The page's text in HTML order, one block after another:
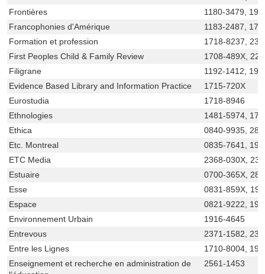
Frontières
1180-3479,
Francophonies d'Amérique
1183-2487,
Formation et profession
1718-8237,
First Peoples Child & Family Review
1708-489X,
Filigrane
1192-1412,
Evidence Based Library and Information Practice
1715-720X
Eurostudia
1718-8946
Ethnologies
1481-5974,
Ethica
0840-9935,
Etc. Montreal
0835-7641,
ETC Media
2368-030X,
Estuaire
0700-365X,
Esse
0831-859X,
Espace
0821-9222,
Environnement Urbain
1916-4645
Entrevous
2371-1582,
Entre les Lignes
1710-8004,
Enseignement et recherche en administration de
2561-1453